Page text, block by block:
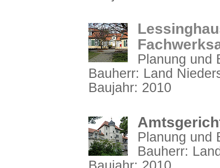
Planung und
Bauherr: Land
Baujahr: 2010
Planung und
Bauherr: